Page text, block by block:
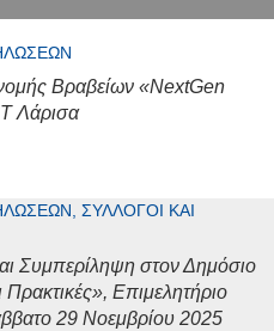
Βραβείων «NextGen
Λάρισα
ΣΎΛΛΟΓΟΙ ΚΑΙ
Συμπερίληψη στον Δημόσιο
Επιμελητήριο
29 Νοεμβρίου 2025